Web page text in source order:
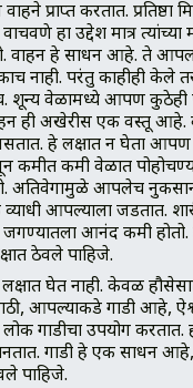
प्राप्त करतात. प्रतिष्ठा
हा उद्देश मात्र त्यांच्या
वाहन हे साधन आहे. ते
नाही. परंतु काहीही केले
शून्य वेळामध्ये आपण कुठेही
ही अखेरीस एक वस्तू आहे.
असतात. हे लक्षात न घेता
कमीत कमी वेळात
अतिवेगामुळे आपलेच
आपल्याला जडतात.
जगण्यातला आनंद कमी होतो.
ठेवले पाहिजे.
घेत नाही. केवळ
आपल्याकडे गाडी आहे,
लोक गाडीचा उपयोग
गाडी हे एक साधन
पाहिजे.